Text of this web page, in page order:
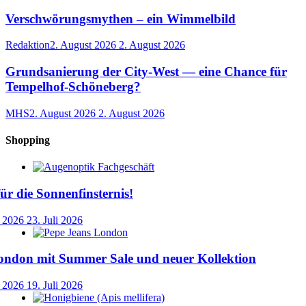
Verschwörungsmythen – ein Wimmelbild
Redaktion2. August 2026 2. August 2026
Grundsanierung der City-West — eine Chance für
Tempelhof-Schöneberg?
MHS2. August 2026 2. August 2026
Shopping
die Sonnenfinsternis!
23. Juli 2026
mit Summer Sale und neuer Kollektion
19. Juli 2026